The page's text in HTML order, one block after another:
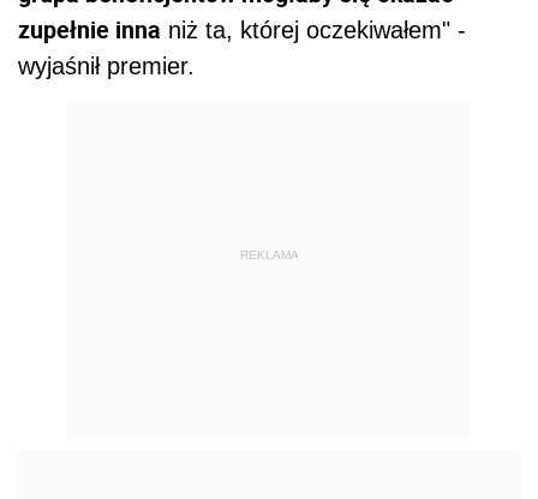
zupełnie inna niż ta, której oczekiwałem" -
wyjaśnił premier.
REKLAMA